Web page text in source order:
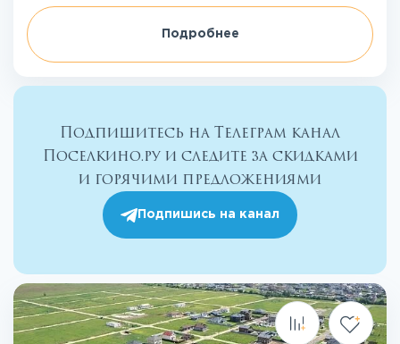
Подробнее
Подпишитесь на Телеграм канал
Поселкино.ру и следите за скидками
и горячими предложениями
Подпишись на канал